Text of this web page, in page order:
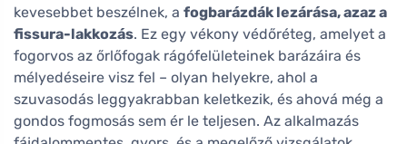
kevesebbet beszélnek, a fogbarázdák lezárása, azaz a
fissura-lakkozás. Ez egy vékony védőréteg, amelyet a
fogorvos az őrlőfogak rágófelületeinek barázáira és
mélyedéseire visz fel – olyan helyekre, ahol a
szuvasodás leggyakrabban keletkezik, és ahová még a
gondos fogmosás sem ér le teljesen. Az alkalmazás